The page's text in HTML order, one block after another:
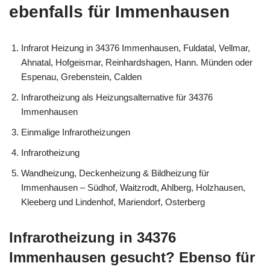
ebenfalls für Immenhausen
Infrarot Heizung in 34376 Immenhausen, Fuldatal, Vellmar,
Ahnatal, Hofgeismar, Reinhardshagen, Hann. Münden oder
Espenau, Grebenstein, Calden
Infrarotheizung als Heizungsalternative für 34376
Immenhausen
Einmalige Infrarotheizungen
Infrarotheizung
Wandheizung, Deckenheizung & Bildheizung für
Immenhausen – Südhof, Waitzrodt, Ahlberg, Holzhausen,
Kleeberg und Lindenhof, Mariendorf, Osterberg
Infrarotheizung in 34376
Immenhausen gesucht? Ebenso für